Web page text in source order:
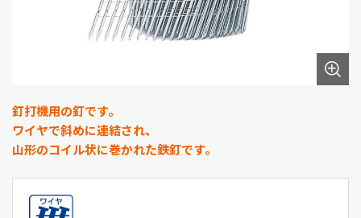
釘打機用の釘です。
ワイヤで斜めに連結され、
山形のコイル状に巻かれた鉄釘です。